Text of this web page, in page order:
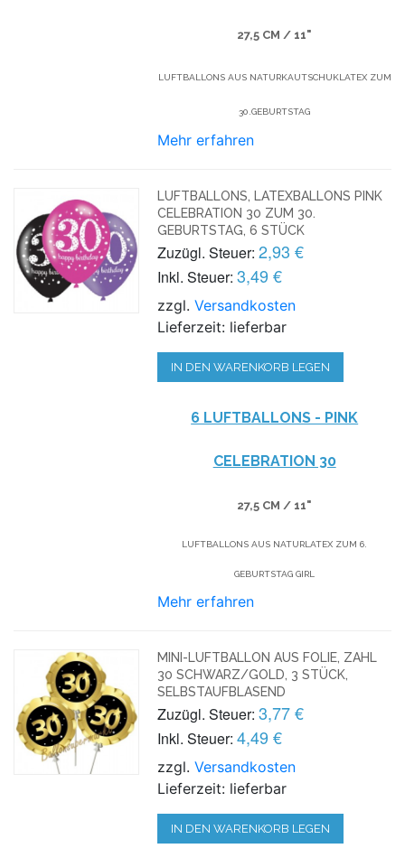
27,5 CM / 11"
LUFTBALLONS AUS NATURKAUTSCHUKLATEX ZUM
30.GEBURTSTAG
Mehr erfahren
LUFTBALLONS, LATEXBALLONS PINK
CELEBRATION 30 ZUM 30.
GEBURTSTAG, 6 STÜCK
Zuzügl. Steuer: 2,93 €
Inkl. Steuer: 3,49 €
zzgl.Versandkosten
Lieferzeit: lieferbar
IN DEN WARENKORB LEGEN
6 LUFTBALLONS - PINK
CELEBRATION 30
27,5 CM / 11"
LUFTBALLONS AUS NATURLATEX ZUM 6.
GEBURTSTAG GIRL
Mehr erfahren
MINI-LUFTBALLON AUS FOLIE, ZAHL
30 SCHWARZ/GOLD, 3 STÜCK,
SELBSTAUFBLASEND
Zuzügl. Steuer: 3,77 €
Inkl. Steuer: 4,49 €
zzgl.Versandkosten
Lieferzeit: lieferbar
IN DEN WARENKORB LEGEN